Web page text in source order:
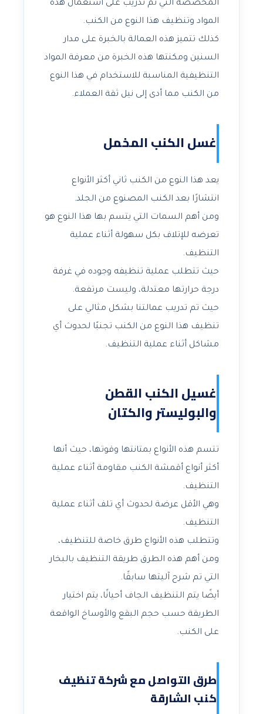
المخصصة التي تم تدريب على استعمال هذه
المواد وتنظيف هذا النوع من الكنب.
كذلك تتميز هذه العمالة بالخبرة على مدار
السنين ومكنتها هذه الخبرة من معرفة المواد
التنظيفية المناسبة للاستخدام في هذا النوع
من الكنب مما أدى إلى نيل ثقة العملاء.
غسل الكنب المخمل
يعد هذا النوع من الكنب ثاني أكثر الأنواع
انتشارًا بعد الكنب المصنوع من الجلد.
ومن أهم السمات التي يتسم بها هذا النوع هو
تعرضه للإتلاف بكل سهولة أثناء عملية
التنظيف.
حيث تتطلب عملية تنظيفه وجوده في غرفة
درجة حرارتها معتدلة، وليست مرتفعة.
حيث تم تدريب عمالتنا بشكل مثالي على
تنظيف هذا النوع من الكنب تجنبًا لحدوث أي
مشاكل أثناء عملية التنظيف.
غسيل الكنب القطن
والبوليستر والكتان
تتسم هذه الأنواع بمتانتها وقوتها، حيث أنها
أكثر أنواع أقمشة الكنب مقاومة أثناء عملية
التنظيف.
وهي الأقل عرضة لحدوث أي تلف أثناء عملية
التنظيف.
وتتطلب هذه الأنواع طرق خاصة للتنظيف،
ومن أهم هذه الطرق طريقة التنظيف بالبخار
التي تم شرح آليتها سابقًا.
أيضًا يتم التنظيف الجاف أحيانًا، يتم اختيار
الطريقة حسب حجم البقع والأوساخ الواقعة
على الكنب.
طرق التواصل مع شركة تنظيف
كنب الشارقة